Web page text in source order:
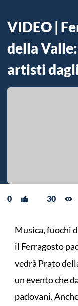
VIDEO |
della
artisti
0 30
Musica, fuochi
il Ferragosto
vedrà Prato
un evento che
padovani.